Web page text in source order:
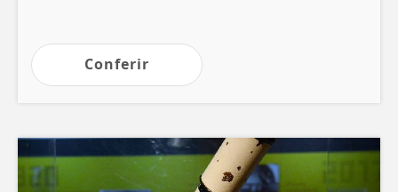
Conferir